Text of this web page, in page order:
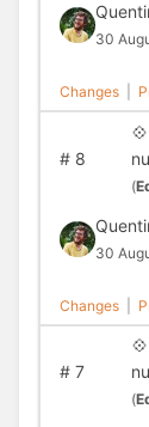
30
Changes
#8
(
30
Changes
#7
(